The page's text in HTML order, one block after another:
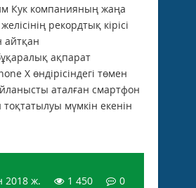
Кук компанияның жаңа
рекордтық кірісі
айтқан
ақпарат
X өндірісіндегі төмен
аталған смартфон
мүмкін екенін
2018 ж.
1 450 0